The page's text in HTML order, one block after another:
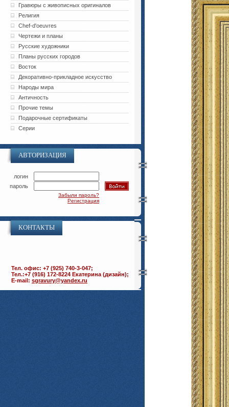
Гравюры с живописных оригиналов
Религия
Chef-d'oeuvres
Чертежи и планы
Русские художники
Планы русских городов
Восток
Декоративно-прикладное искусство
Народы мира
Античность
Прочие темы
Подарочные сертификаты
Серии
АВТОРИЗАЦИЯ
логин
пароль
Забыли пароль?
Регистрация
КОНТАКТЫ
Тел. офис: +7 (925) 740-3-047;
Тел.:+7 (916) 172-8224 Екатерина (дизайн);
E-mail: sgravury@yandex.ru